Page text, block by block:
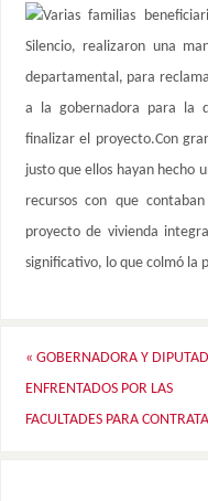
Varias familias
Silencio, realizaron una
departamental, para
a la gobernadora para la
finalizar el proyecto.Con
justo que ellos hayan hecho
recursos con que
proyecto de vivienda
significativo, lo que colmó la
« GOBERNADORA Y
ENFRENTADOS POR LAS
FACULTADES PARA